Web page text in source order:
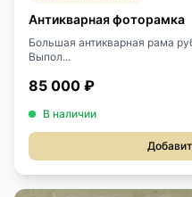
Антикварная фоторамка
Большая антикварная рама
Выпол...
85 000 ₽
В наличии